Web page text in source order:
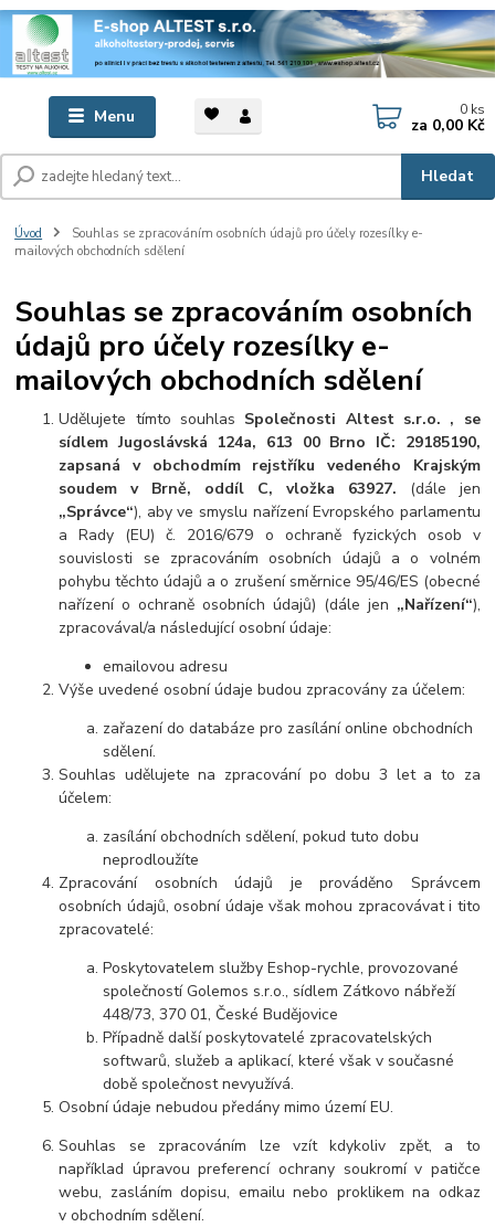
Menu
Hledat
0 ks
za 0,00 Kč
Úvod
Souhlas se zpracováním osobních údajů pro účely rozesílky e-
mailových obchodních sdělení
Souhlas se zpracováním osobních
údajů pro účely rozesílky e-
mailových obchodních sdělení
Udělujete tímto souhlas Společnosti Altest s.r.o. , se
sídlem Jugoslávská 124a, 613 00 Brno IČ: 29185190,
zapsaná v obchodmím rejstříku vedeného Krajským
soudem v Brně, oddíl C, vložka 63927. (dále jen
„Správce“), aby ve smyslu nařízení Evropského parlamentu
a Rady (EU) č. 2016/679 o ochraně fyzických osob v
souvislosti se zpracováním osobních údajů a o volném
pohybu těchto údajů a o zrušení směrnice 95/46/ES (obecné
nařízení o ochraně osobních údajů) (dále jen „Nařízení“),
zpracovával/a následující osobní údaje:
emailovou adresu
Výše uvedené osobní údaje budou zpracovány za účelem:
zařazení do databáze pro zasílání online obchodních
sdělení.
Souhlas udělujete na zpracování po dobu3 let a to za
účelem:
zasílání obchodních sdělení, pokud tuto dobu
neprodloužíte
Zpracování osobních údajů je prováděno Správcem
osobních údajů, osobní údaje však mohou zpracovávat i tito
zpracovatelé:
Poskytovatelem služby Eshop-rychle, provozované
společností Golemos s.r.o., sídlem Zátkovo nábřeží
448/73, 370 01, České Budějovice
Případně další poskytovatelé zpracovatelských
softwarů, služeb a aplikací, které však v současné
době společnost nevyužívá.
Osobní údaje nebudou předány mimo území EU.
Souhlas se zpracováním lze vzít kdykoliv zpět, a to
například úpravou preferencí ochrany soukromí v patičce
webu, zasláním dopisu, emailu nebo proklikem na odkaz
v obchodním sdělení.